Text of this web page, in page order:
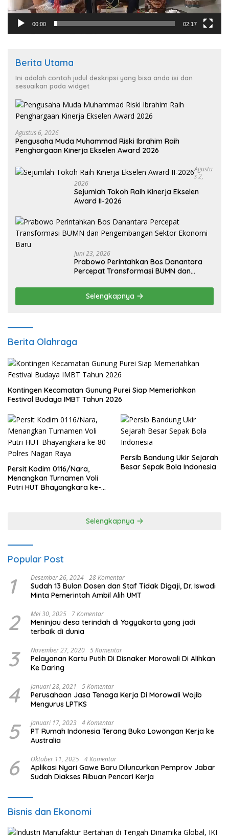
00:00 02:17
Berita Utama
Ini adalah contoh judul deskripsi yang bisa anda isi dan
sesuaikan pada widget
Agustus 6, 2026
Pengusaha Muda Muhammad Riski Ibrahim Raih
Penghargaan Kinerja Ekselen Award 2026
Agustu
S 2,
2026
Sejumlah Tokoh Raih Kinerja Ekselen
Award II-2026
Juni 23, 2026
Prabowo Perintahkan Bos Danantara
Percepat Transformasi BUMN dan
Selengkapnya
Berita Olahraga
Kontingen Kecamatan Gunung Purei Siap Memeriahkan
Festival Budaya IMBT Tahun 2026
Persit Kodim 0116/Nara,
Menangkan Turnamen Voli
Putri HUT Bhayangkara ke-
Persib Bandung Ukir Sejarah
Besar Sepak Bola Indonesia
Selengkapnya
Popular Post
1 Desember 26, 2024 28 Komentar
Sudah 13 Bulan Dosen dan Staf Tidak Digaji, Dr. Iswadi
Minta Pemerintah Ambil Alih UMT
2 Mei 30, 2025 7 Komentar
Meninjau desa terindah di Yogyakarta yang jadi
terbaik di dunia
3 November 27, 2020 5 Komentar
Pelayanan Kartu Putih Di Disnaker Morowali Di Alihkan
Ke Daring
4 Januari 28, 2021 5 Komentar
Perusahaan Jasa Tenaga Kerja Di Morowali Wajib
Mengurus LPTKS
5 Januari 17, 2023 4 Komentar
PT Rumah Indonesia Terang Buka Lowongan Kerja ke
Australia
6 Oktober 11, 2025 4 Komentar
Aplikasi Nyari Gawe Baru Diluncurkan Pemprov Jabar
Sudah Diakses Ribuan Pencari Kerja
Bisnis dan Ekonomi